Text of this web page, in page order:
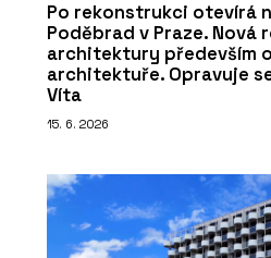
Po rekonstrukci otevírá
Poděbrad v Praze. Nová
architektury především
architektuře. Opravuje
Víta
15. 6. 2026